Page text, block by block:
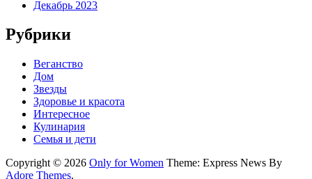
Декабрь 2023
Рубрики
Веганство
Дом
Звезды
Здоровье и красота
Интересное
Кулинария
Семья и дети
Copyright © 2026 Only for Women Theme: Express News By
Adore Themes.